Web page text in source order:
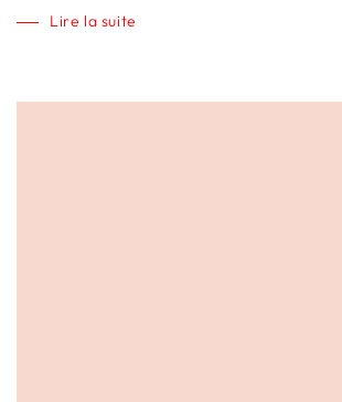
Lire la suite